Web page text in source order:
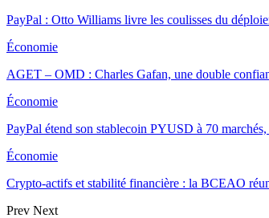
PayPal : Otto Williams livre les coulisses du
Économie
AGET – OMD : Charles Gafan, une double
Économie
PayPal étend son stablecoin PYUSD à 70
Économie
Crypto-actifs et stabilité financière : la BCEAO
Prev Next